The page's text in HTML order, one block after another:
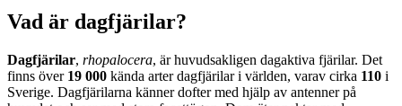
Vad är dagfjärilar?
Dagfjärilar, rhopalocera, är huvudsakligen dagaktiva fjärilar. Det
finns över 19 000 kända arter dagfjärilar i världen, varav cirka 110 i
Sverige. Dagfjärilarna känner dofter med hjälp av antenner på